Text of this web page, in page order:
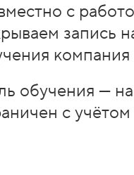
с
запись
обучения —
с